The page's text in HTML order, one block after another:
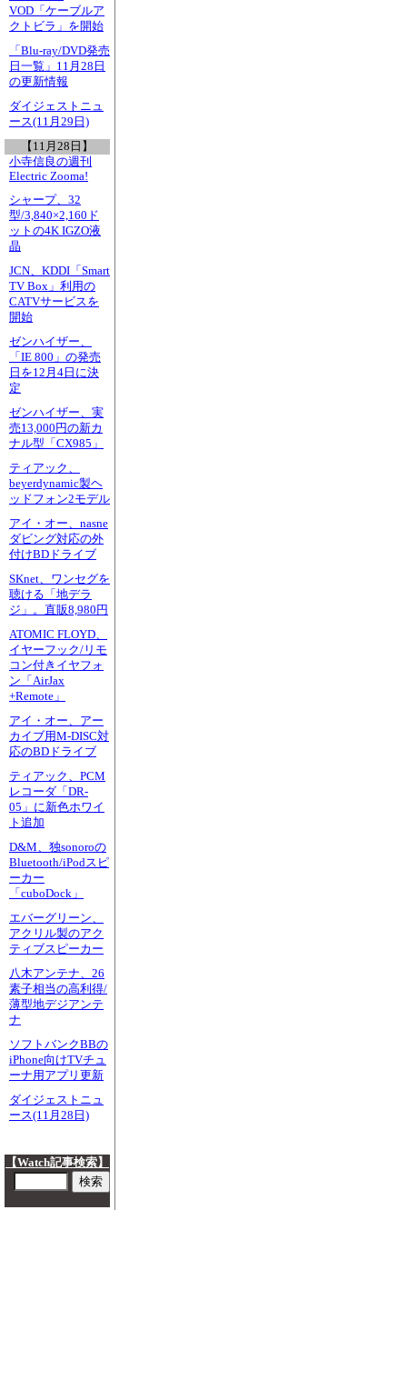
VOD「ケーブルア
クトビラ」を開始
「Blu-ray/DVD発売
日一覧」11月28日
の更新情報
ダイジェストニュ
ース(11月29日)
【11月28日】
小寺信良の週刊
Electric Zooma!
シャープ、32
型/3,840×2,160ド
ットの4K IGZO液
晶
JCN、KDDI「Smart
TV Box」利用の
CATVサービスを
開始
ゼンハイザー、
「IE 800」の発売
日を12月4日に決
定
ゼンハイザー、実
売13,000円の新カ
ナル型「CX985」
ティアック、
beyerdynamic製ヘ
ッドフォン2モデル
アイ・オー、nasne
ダビング対応の外
付けBDドライブ
SKnet、ワンセグを
聴ける「地デラ
ジ」。直販8,980円
ATOMIC FLOYD、
イヤーフック/リモ
コン付きイヤフォ
ン「AirJax
+Remote」
アイ・オー、アー
カイブ用M-DISC対
応のBDドライブ
ティアック、PCM
レコーダ「DR-
05」に新色ホワイ
ト追加
D&M、独sonoroの
Bluetooth/iPodスピ
ーカー
「cuboDock」
エバーグリーン、
アクリル製のアク
ティブスピーカー
八木アンテナ、26
素子相当の高利得/
薄型地デジアンテ
ナ
ソフトバンクBBの
iPhone向けTVチュ
ーナ用アプリ更新
ダイジェストニュ
ース(11月28日)
【Watch記事検索】